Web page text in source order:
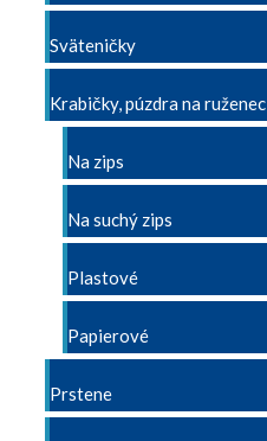
Sväteničky
Krabičky, púzdra na ruženec
Na zips
Na suchý zips
Plastové
Papierové
Prstene